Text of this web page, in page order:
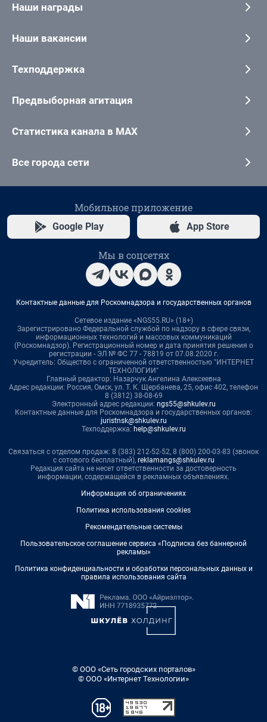
Наши награды
Наши вакансии
Техподдержка
Предвыборная агитация
Статистика канала в MAX
Все города сети
Мобильное приложение
Google Play App Store
Мы в соцсетях
Контактные данные для Роскомнадзора и государственных органов
Сетевое издание «NGS55.RU» (18+)
Зарегистрировано Федеральной службой по надзору в сфере связи,
информационных технологий и массовых коммуникаций
(Роскомнадзор). Регистрационный номер и дата принятия решения о
регистрации - ЭЛ № ФС 77 - 78819 от 07.08.2020 г.
Учредитель: Общество с ограниченной ответственностью "ИНТЕРНЕТ
ТЕХНОЛОГИИ"
Главный редактор: Назарчук Ангелина Алексеевна
Адрес редакции: Россия, Омск, ул. Т. К. Щербанева, 25, офис 402, телефон
8 (3812) 38-08-69
Электронный адрес редакции: ngs55@shkulev.ru
Контактные данные для Роскомнадзора и государственных органов:
juristnsk@shkulev.ru
Техподдержка: help@shkulev.ru
Связаться с отделом продаж: 8 (383) 212-52-52, 8 (800) 200-03-83 (звонок
с сотового бесплатный), reklamangs@shkulev.ru
Редакция сайта не несет ответственности за достоверность
информации, содержащейся в рекламных объявлениях.
Информация об ограничениях
Политика использования cookies
Рекомендательные системы
Пользовательское соглашение сервиса «Подписка без баннерной
рекламы»
Политика конфиденциальности и обработки персональных данных и
правила использования сайта
© ООО «Сеть городских порталов»
© ООО «Интернет Технологии»